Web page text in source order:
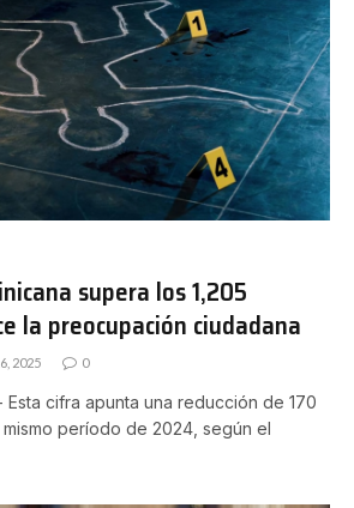
supera los 1,205
la preocupación ciudadana
2025 0
Esta cifra apunta una reducción de 170
período de 2024, según el